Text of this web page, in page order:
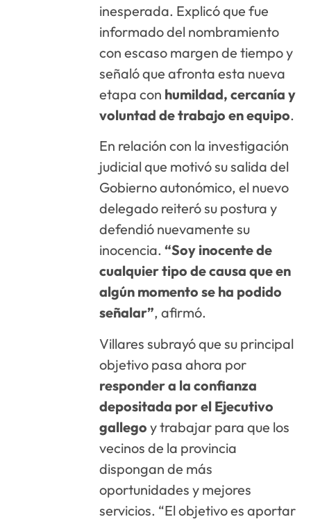
inesperada. Explicó que fue
informado del nombramiento
con escaso margen de tiempo y
señaló que afronta esta nueva
etapa con humildad, cercanía y
voluntad de trabajo en equipo.
En relación con la investigación
judicial que motivó su salida del
Gobierno autonómico, el nuevo
delegado reiteró su postura y
defendió nuevamente su
inocencia.“Soy inocente de
cualquier tipo de causa que en
algún momento se ha podido
señalar”, afirmó.
Villares subrayó que su principal
objetivo pasa ahora por
responder a la confianza
depositada por el Ejecutivo
gallego y trabajar para que los
vecinos de la provincia
dispongan de más
oportunidades y mejores
servicios. “El objetivo es aportar